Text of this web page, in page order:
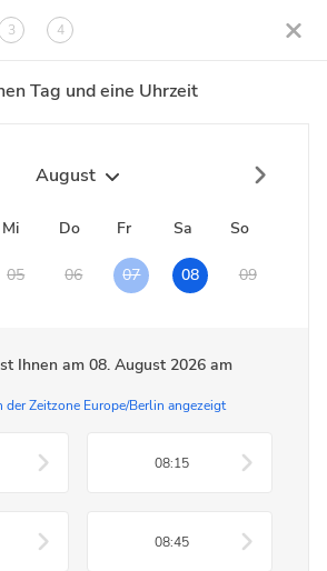
3 4
Tag und eine Uhrzeit
August
Mi Do Fr Sa So
05 06 07 08 09
Ihnen am 08. August 2026 am
der Zeitzone Europe/Berlin angezeigt
08:15
08:45